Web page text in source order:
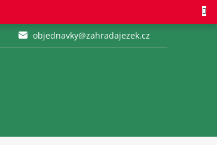
objednavky@zahradajezek.cz